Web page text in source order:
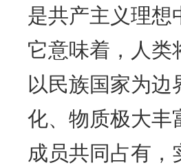
是共产主义理想
它意味着，人类
以民族国家为
化、物质极大丰
成员共同占有，